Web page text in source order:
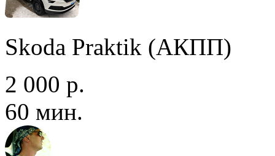
Skoda Praktik (АКПП)
2 000 р.
60 мин.